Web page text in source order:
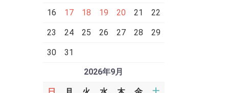
16 17 18 19 20 21 22
23 24 25 26 27 28 29
30
31
2026年9月